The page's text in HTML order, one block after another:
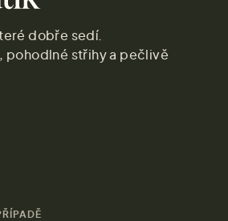
dobře sedí.
pohodlné střihy a pečlivě